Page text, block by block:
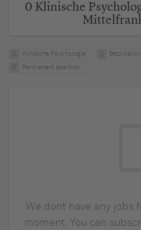
0 Klinische
Klinische Psychologie
Permanent position
We dont have any jobs
moment. You can